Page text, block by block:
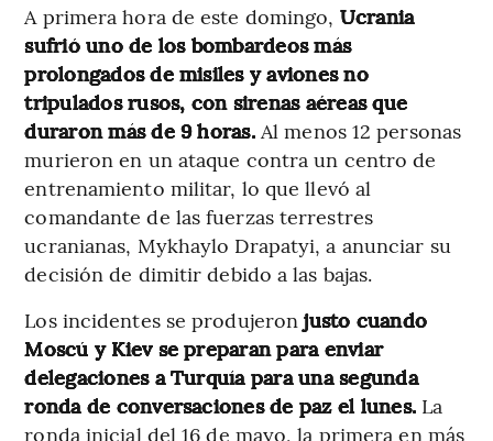
A primera hora de este domingo, Ucrania
sufrió uno de los bombardeos más
prolongados de misiles y aviones no
tripulados rusos, con sirenas aéreas que
duraron más de 9 horas.Al menos 12 personas
murieron en un ataque contra un centro de
entrenamiento militar, lo que llevó al
comandante de las fuerzas terrestres
ucranianas, Mykhaylo Drapatyi, a anunciar su
decisión de dimitir debido a las bajas.
Los incidentes se produjeronjusto cuando
Moscú y Kiev se preparan para enviar
delegaciones a Turquía para una segunda
ronda de conversaciones de paz el lunes. La
ronda inicial del 16 de mayo, la primera en más